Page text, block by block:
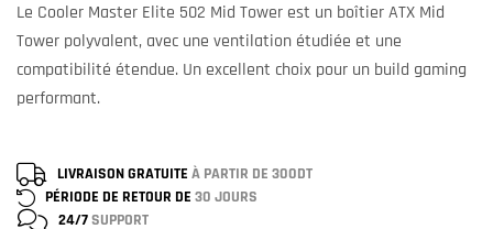
Le Cooler Master Elite 502 Mid Tower est un boîtier ATX Mid
Tower polyvalent, avec une ventilation étudiée et une
compatibilité étendue. Un excellent choix pour un build gaming
performant.
LIVRAISON GRATUITE À PARTIR DE 300DT
PÉRIODE DE RETOUR DE 30 JOURS
24/7SUPPORT